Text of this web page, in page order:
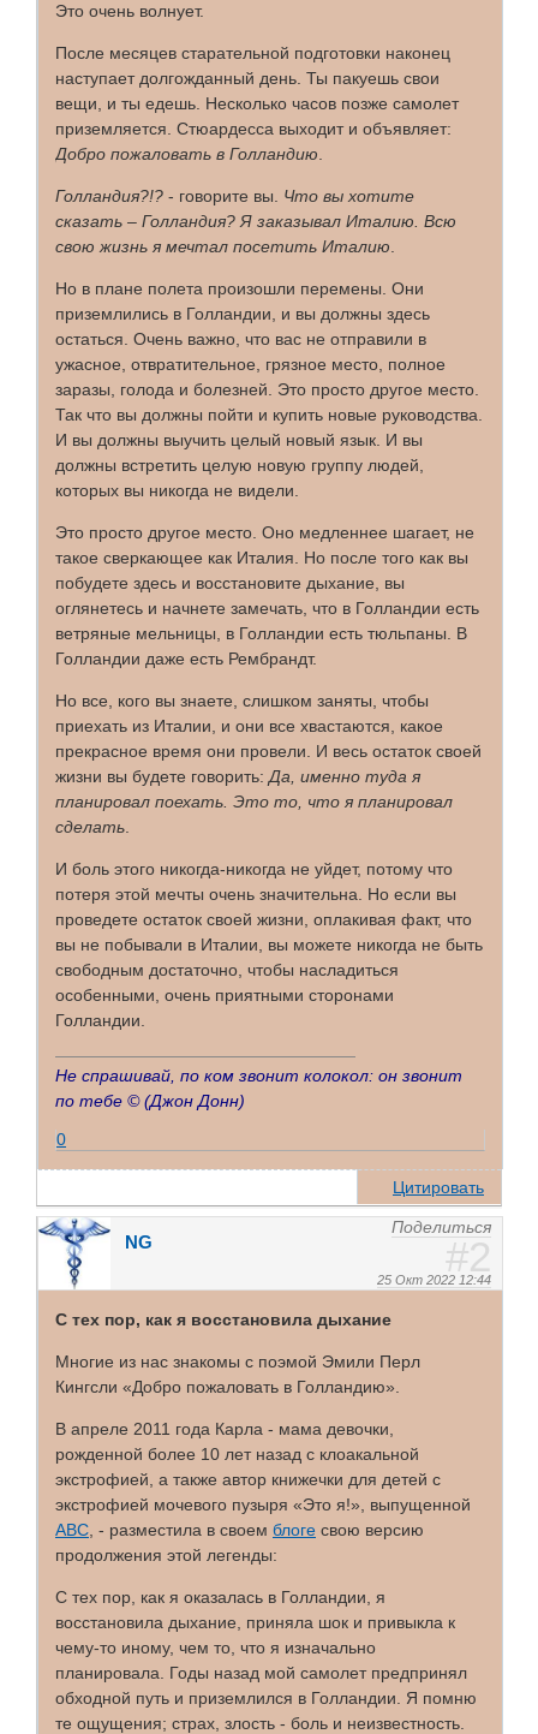
Это очень волнует.
После месяцев старательной подготовки наконец
наступает долгожданный день. Ты пакуешь свои
вещи, и ты едешь. Несколько часов позже самолет
приземляется. Стюардесса выходит и объявляет:
Добро пожаловать в Голландию
Голландия?!? - говорите вы. Что вы хотите
сказать – Голландия? Я заказывал Италию. Всю
свою жизнь я мечтал посетить Италию
Но в плане полета произошли перемены. Они
приземлились в Голландии, и вы должны здесь
остаться. Очень важно, что вас не отправили в
ужасное, отвратительное, грязное место, полное
заразы, голода и болезней. Это просто другое место.
Так что вы должны пойти и купить новые руководства.
И вы должны выучить целый новый язык. И вы
должны встретить целую новую группу людей,
которых вы никогда не видели.
Это просто другое место. Оно медленнее шагает, не
такое сверкающее как Италия. Но после того как вы
побудете здесь и восстановите дыхание, вы
оглянетесь и начнете замечать, что в Голландии есть
ветряные мельницы, в Голландии есть тюльпаны. В
Голландии даже есть Рембрандт.
Но все, кого вы знаете, слишком заняты, чтобы
приехать из Италии, и они все хвастаются, какое
прекрасное время они провели. И весь остаток своей
жизни вы будете говорить: Да, именно туда я
планировал поехать. Это то, что я планировал
сделать
И боль этого никогда-никогда не уйдет, потому что
потеря этой мечты очень значительна. Но если вы
проведете остаток своей жизни, оплакивая факт, что
вы не побывали в Италии, вы можете никогда не быть
свободным достаточно, чтобы насладиться
особенными, очень приятными сторонами
Голландии.
Не спрашивай, по ком звонит колокол: он звонит
по тебе © (Джон Донн)
0
Цитировать
Поделиться
2
25 Окт 2022 12:44
NG
С тех пор, как я восстановила дыхание
Многие из нас знакомы с поэмой Эмили Перл
Кингсли «Добро пожаловать в Голландию».
В апреле 2011 года Карла - мама девочки,
рожденной более 10 лет назад с клоакальной
экстрофией, а также автор книжечки для детей с
экстрофией мочевого пузыря «Это я!», выпущенной
АВС , - разместила в своем блоге свою версию
продолжения этой легенды:
С тех пор, как я оказалась в Голландии, я
восстановила дыхание, приняла шок и привыкла к
чему-то иному, чем то, что я изначально
планировала. Годы назад мой самолет предпринял
обходной путь и приземлился в Голландии. Я помню
те ощущения; страх, злость - боль и неизвестность.